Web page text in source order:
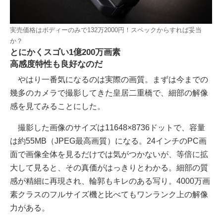
実売価格はボディーのみで132万2000円！スペックからすれば妥当
か？
とにかくスゴい1億200万画素
高感度特性も良好なのだ
やはり一番気になるのは実際の画質。まずは今までの
幾多のカメラで撮影してきた皇居二重橋で、細部の解像
感を見てみることにした。
撮影した画像のサイズは11648×8736ドットで、容量
は約55MB（JPEG最高画質）になる。24インチのPC画
面で画像全体を見るだけでは気がつかないが、等倍に拡
大して見ると、その真価がはっきりとわかる。細部の質
感が精細に再現され、輪郭もキレのある写り。4000万画
素クラスのフルサイズ機と比べてもワンランク上の解像
力がある。